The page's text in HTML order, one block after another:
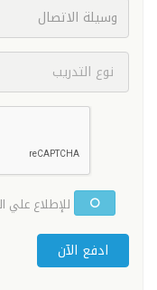
للإطلاع علي
ادفع الآن